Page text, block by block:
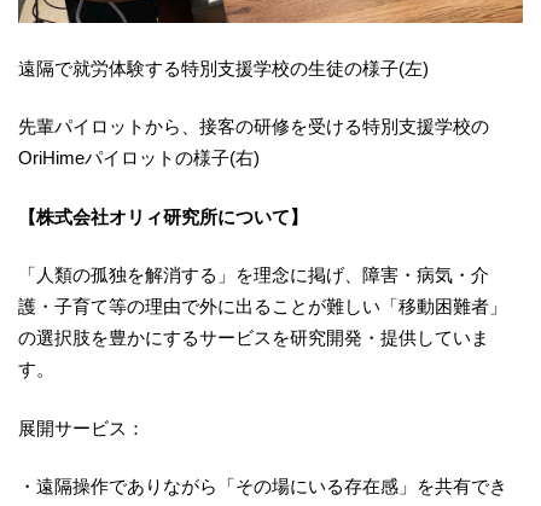
遠隔で就労体験する特別支援学校の生徒の様子(左)
先輩パイロットから、接客の研修を受ける特別支援学校の
OriHimeパイロットの様子(右)
【株式会社オリィ研究所について】
「人類の孤独を解消する」を理念に掲げ、障害・病気・介
護・子育て等の理由で外に出ることが難しい「移動困難者」
の選択肢を豊かにするサービスを研究開発・提供していま
す。
展開サービス：
・遠隔操作でありながら「その場にいる存在感」を共有でき